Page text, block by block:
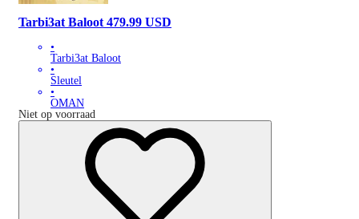
Tarbi3at Baloot 479.99 USD
•
Tarbi3at Baloot
•
Sleutel
•
OMAN
Niet op voorraad